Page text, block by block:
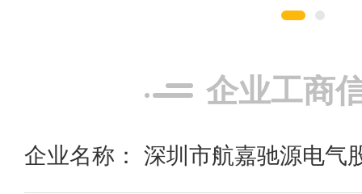
企业工商
企业名称： 深圳市航嘉驰源电气